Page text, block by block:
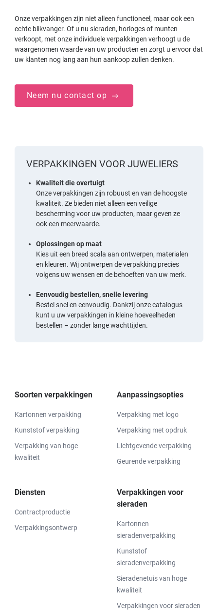
Onze verpakkingen zijn niet alleen functioneel, maar ook een
echte blikvanger. Of u nu sieraden, horloges of munten
verkoopt, met onze individuele verpakkingen verhoogt u de
waargenomen waarde van uw producten en zorgt u ervoor dat
uw klanten nog lang aan hun aankoop zullen denken.
Neem nu contact op
VERPAKKINGEN VOOR JUWELIERS
Kwaliteit die overtuigt
Onze verpakkingen zijn robuust en van de hoogste
kwaliteit. Ze bieden niet alleen een veilige
bescherming voor uw producten, maar geven ze
ook een meerwaarde.
Oplossingen op maat
Kies uit een breed scala aan ontwerpen, materialen
en kleuren. Wij ontwerpen de verpakking precies
volgens uw wensen en de behoeften van uw merk.
Eenvoudig bestellen, snelle levering
Bestel snel en eenvoudig. Dankzij onze catalogus
kunt u uw verpakkingen in kleine hoeveelheden
bestellen – zonder lange wachttijden.
Soorten verpakkingen
Kartonnen verpakking
Kunststof verpakking
Verpakking van hoge
kwaliteit
Aanpassingsopties
Verpakking met logo
Verpakking met opdruk
Lichtgevende verpakking
Geurende verpakking
Diensten
Contractproductie
Verpakkingsontwerp
Verpakkingen voor
sieraden
Kartonnen
sieradenverpakking
Kunststof
sieradenverpakking
Sieradenetuis van hoge
kwaliteit
Verpakkingen voor sieraden